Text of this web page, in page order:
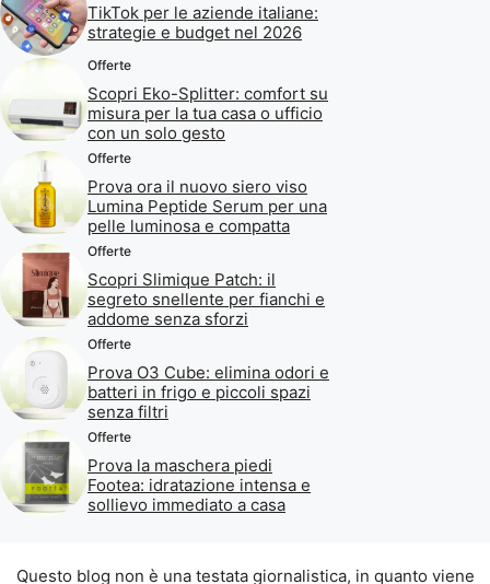
TikTok per le aziende italiane:
strategie e budget nel 2026
Offerte
Scopri Eko-Splitter: comfort su
misura per la tua casa o ufficio
con un solo gesto
Offerte
Prova ora il nuovo siero viso
Lumina Peptide Serum per una
pelle luminosa e compatta
Offerte
Scopri Slimique Patch: il
segreto snellente per fianchi e
addome senza sforzi
Offerte
Prova O3 Cube: elimina odori e
batteri in frigo e piccoli spazi
senza filtri
Offerte
Prova la maschera piedi
Footea: idratazione intensa e
sollievo immediato a casa
Questo blog non è una testata giornalistica, in quanto viene